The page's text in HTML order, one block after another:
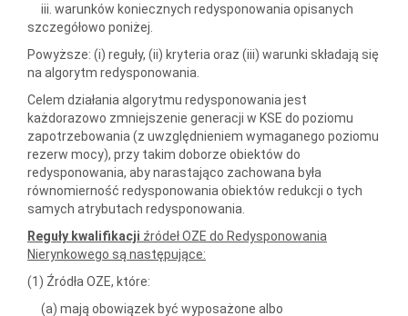
iii. warunków koniecznych redysponowania opisanych
szczegółowo poniżej.
Powyższe: (i) reguły, (ii) kryteria oraz (iii) warunki składają się
na algorytm redysponowania.
Celem działania algorytmu redysponowania jest
każdorazowo zmniejszenie generacji w KSE do poziomu
zapotrzebowania (z uwzględnieniem wymaganego poziomu
rezerw mocy), przy takim doborze obiektów do
redysponowania, aby narastająco zachowana była
równomierność redysponowania obiektów redukcji o tych
samych atrybutach redysponowania.
Reguły kwalifikacji źródeł OZE do Redysponowania
Nierynkowego są następujące:
(1) Źródła OZE, które:
(a) mają obowiązek być wyposażone albo